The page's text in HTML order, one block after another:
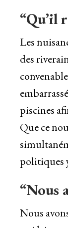
“Qu’il
Les
des
piscines
Que ce
politiques
“Nous
Nous